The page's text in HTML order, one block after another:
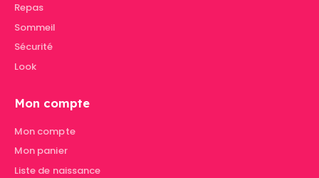
Repas
Sommeil
Sécurité
Look
Mon compte
Mon compte
Mon panier
Liste de naissance